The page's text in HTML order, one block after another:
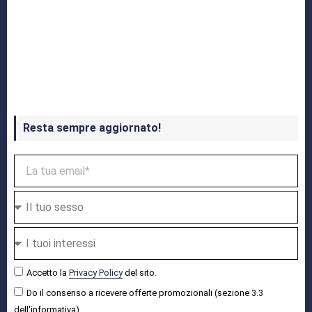
Resta sempre aggiornato!
Accetto la Privacy Policydel sito.
Do il consenso a ricevere offerte promozionali (sezione 3.3
dell'informativa).